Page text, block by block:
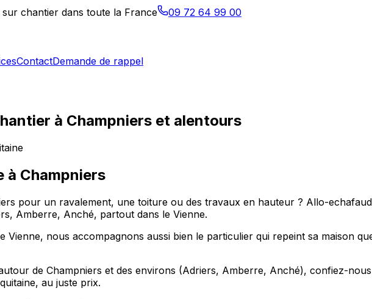
chantier dans toute la France 09 72 64 99 00
ContactDemande de rappel
à Champniers et alentours
à Champniers
pour un ravalement, une toiture ou des travaux en hauteur ? Allo-
Amberre, Anché, partout dans le Vienne.
Vienne, nous accompagnons aussi bien le particulier qui repeint sa maison
de Champniers et des environs (Adriers, Amberre, Anché), confiez-
au juste prix.